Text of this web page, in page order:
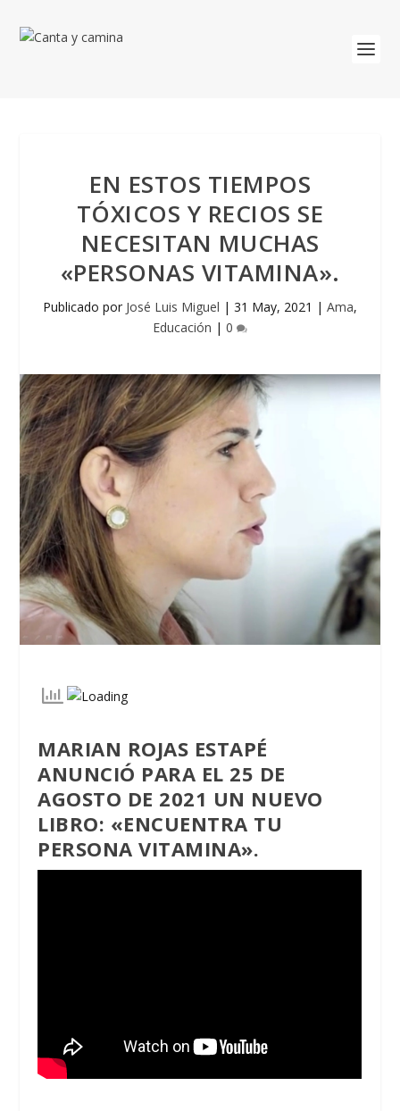
EN ESTOS TIEMPOS
TÓXICOS Y RECIOS SE
NECESITAN MUCHAS
«PERSONAS VITAMINA».
Publicado por José Luis Miguel | 31 May, 2021 | Ama,
Educación | 0
MARIAN ROJAS ESTAPÉ
ANUNCIÓ PARA EL 25 DE
AGOSTO DE 2021 UN NUEVO
LIBRO: «ENCUENTRA TU
PERSONA VITAMINA».